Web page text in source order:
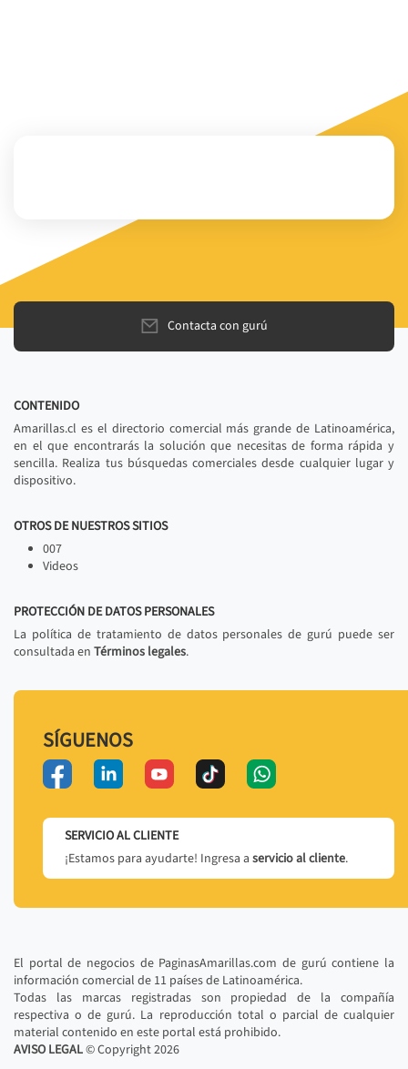
Contacta con gurú
CONTENIDO
Amarillas.cl es el directorio comercial más grande de Latinoamérica,
en el que encontrarás la solución que necesitas de forma rápida y
sencilla. Realiza tus búsquedas comerciales desde cualquier lugar y
dispositivo.
OTROS DE NUESTROS SITIOS
007
Videos
PROTECCIÓN DE DATOS PERSONALES
La política de tratamiento de datos personales de gurú puede ser
consultada en Términos legales.
SÍGUENOS
SERVICIO AL CLIENTE
¡Estamos para ayudarte! Ingresa a servicio al cliente.
El portal de negocios de PaginasAmarillas.com de gurú contiene la
información comercial de 11 países de Latinoamérica.
Todas las marcas registradas son propiedad de la compañía
respectiva o de gurú. La reproducción total o parcial de cualquier
material contenido en este portal está prohibido.
AVISO LEGAL© Copyright2026